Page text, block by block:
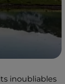
inoubliables